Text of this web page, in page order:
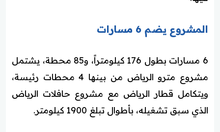
المشروع يضم 6 مسارات
6 مسارات بطول 176 كيلومتراً، و85 محطة، يشتمل
مشروع مترو الرياض من بينها 4 محطات رئيسة،
ويتكامل قطار الرياض مع مشروع حافلات الرياض
الذي سبق تشغيله، بأطوال تبلغ 1900 كيلومتر.